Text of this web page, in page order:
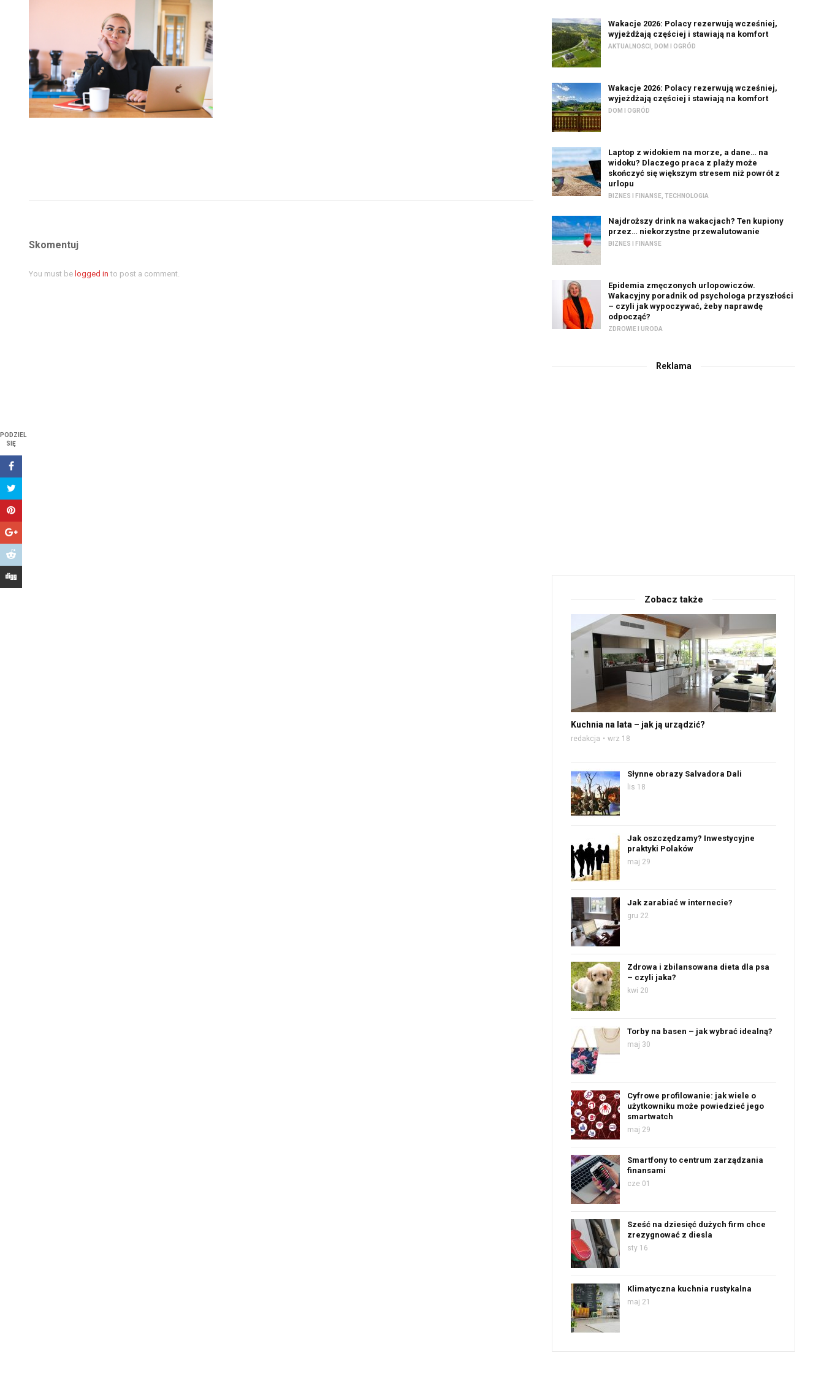
PODZIEL
SIĘ
Skomentuj
You must be logged in to post a comment.
Wakacje 2026: Polacy rezerwują wcześniej,
wyjeżdżają częściej i stawiają na komfort
AKTUALNOŚCI DOM I OGRÓD
Wakacje 2026: Polacy rezerwują wcześniej,
wyjeżdżają częściej i stawiają na komfort
DOM I OGRÓD
Laptop z widokiem na morze, a dane… na
widoku? Dlaczego praca z plaży może
skończyć się większym stresem niż powrót z
urlopu
BIZNES I FINANSE ,TECHNOLOGIA
Najdroższy drink na wakacjach? Ten kupiony
przez… niekorzystne przewalutowanie
BIZNES I FINANSE
Epidemia zmęczonych urlopowiczów.
Wakacyjny poradnik od psychologa przyszłości
– czyli jak wypoczywać, żeby naprawdę
odpocząć?
ZDROWIE I URODA
Reklama
Zobacz także
Kuchnia na lata – jak ją urządzić?
redakcja wrz 18
Słynne obrazy Salvadora Dali
lis 18
Jak oszczędzamy? Inwestycyjne
praktyki Polaków
maj 29
Jak zarabiać w internecie?
gru 22
Zdrowa i zbilansowana dieta dla psa
– czyli jaka?
kwi 20
Torby na basen – jak wybrać idealną?
maj 30
Cyfrowe profilowanie: jak wiele o
użytkowniku może powiedzieć jego
smartwatch
maj 29
Smartfony to centrum zarządzania
finansami
cze 01
Sześć na dziesięć dużych firm chce
zrezygnować z diesla
sty 16
Klimatyczna kuchnia rustykalna
maj 21